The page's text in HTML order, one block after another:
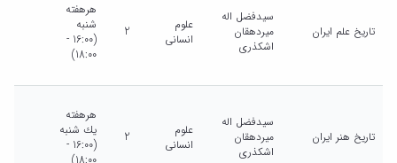
تاریخ علم ایران
سیدفضل اله
میردهقان
اشکذری
علوم
انسانی
2
هرهفته
شنبه
(16:00 -
18:00)
تاریخ هنر ایران
سیدفضل اله
میردهقان
اشکذری
علوم
انسانی
2
هرهفته
يك شنبه
(16:00 -